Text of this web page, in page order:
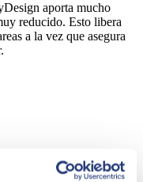
aporta mucho
reducido. Esto libera
a la vez que asegura